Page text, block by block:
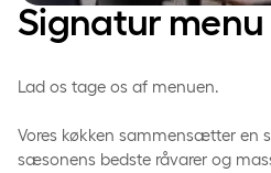
Signatur menu
Lad os tage os af menuen.
Vores køkken sammensætter en
sæsonens bedste råvarer og